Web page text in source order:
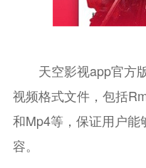
天空影视app官方版
视频格式文件，包括
和Mp4等，保证用户
容。